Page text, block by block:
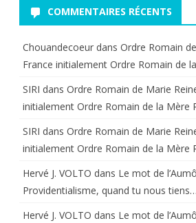
COMMENTAIRES RÉCENTS
Chouandecoeur dans Ordre Romain
France initialement Ordre Romain de
SIRI dans Ordre Romain de Marie
initialement Ordre Romain de la Mère
SIRI dans Ordre Romain de Marie
initialement Ordre Romain de la Mère
Hervé J. VOLTO dans Le mot de
Providentialisme, quand tu nous tiens…
Hervé J. VOLTO dans Le mot de